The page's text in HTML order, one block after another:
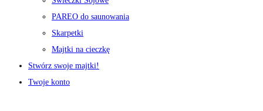
PAREO do saunowania
Skarpetki
Majtki na cieczkę
Stwórz swoje majtki!
Twoje konto